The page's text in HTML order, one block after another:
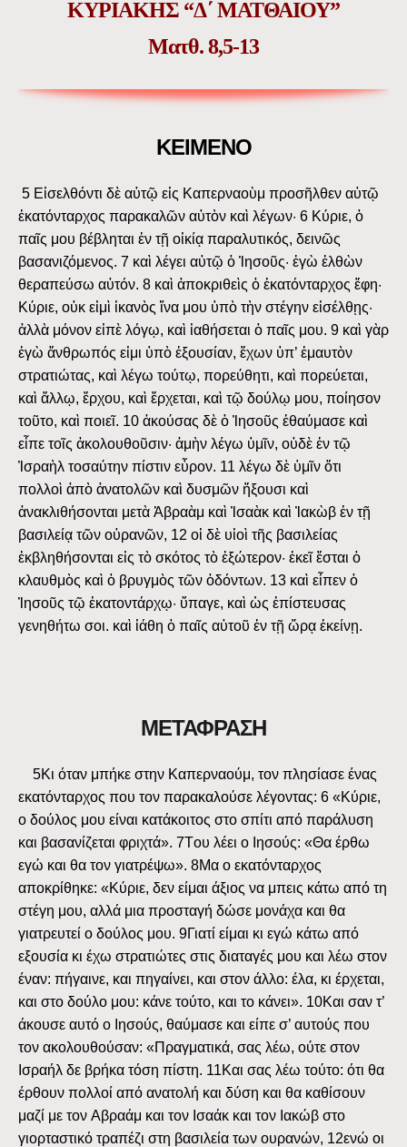
ΚΥΡΙΑΚΗΣ “Δ΄ ΜΑΤΘΑΙΟΥ”
Ματθ. 8,5-13
ΚΕΙΜΕΝΟ
5 Εἰσελθόντι δὲ αὐτῷ εἰς Καπερναοὺμ προσῆλθεν αὐτῷ
ἑκατόνταρχος παρακαλῶν αὐτὸν καὶ λέγων· 6 Κύριε, ὁ
παῖς μου βέβληται ἐν τῇ οἰκίᾳ παραλυτικός, δεινῶς
βασανιζόμενος. 7 καὶ λέγει αὐτῷ ὁ Ἰησοῦς· ἐγὼ ἐλθὼν
θεραπεύσω αὐτόν. 8 καὶ ἀποκριθεὶς ὁ ἑκατόνταρχος ἔφη·
Κύριε, οὐκ εἰμὶ ἱκανὸς ἵνα μου ὑπὸ τὴν στέγην εἰσέλθῃς·
ἀλλὰ μόνον εἰπὲ λόγῳ, καὶ ἰαθήσεται ὁ παῖς μου. 9 καὶ γὰρ
ἐγὼ ἄνθρωπός εἰμι ὑπὸ ἐξουσίαν, ἔχων ὑπ’ ἐμαυτὸν
στρατιώτας, καὶ λέγω τούτῳ, πορεύθητι, καὶ πορεύεται,
καὶ ἄλλῳ, ἔρχου, καὶ ἔρχεται, καὶ τῷ δούλῳ μου, ποίησον
τοῦτο, καὶ ποιεῖ. 10 ἀκούσας δὲ ὁ Ἰησοῦς ἐθαύμασε καὶ
εἶπε τοῖς ἀκολουθοῦσιν· ἀμὴν λέγω ὑμῖν, οὐδὲ ἐν τῷ
Ἰσραὴλ τοσαύτην πίστιν εὗρον. 11 λέγω δὲ ὑμῖν ὅτι
πολλοὶ ἀπὸ ἀνατολῶν καὶ δυσμῶν ἥξουσι καὶ
ἀνακλιθήσονται μετὰ Ἀβραὰμ καὶ Ἰσαὰκ καὶ Ἰακὼβ ἐν τῇ
βασιλείᾳ τῶν οὐρανῶν, 12 οἱ δὲ υἱοὶ τῆς βασιλείας
ἐκβληθήσονται εἰς τὸ σκότος τὸ ἐξώτερον· ἐκεῖ ἔσται ὁ
κλαυθμὸς καὶ ὁ βρυγμὸς τῶν ὀδόντων. 13 καὶ εἶπεν ὁ
Ἰησοῦς τῷ ἑκατοντάρχῳ· ὕπαγε, καὶ ὡς ἐπίστευσας
γενηθήτω σοι. καὶ ἰάθη ὁ παῖς αὐτοῦ ἐν τῇ ὥρᾳ ἐκείνῃ.
ΜΕΤΑΦΡΑΣΗ
5Kι όταν μπήκε στην Kαπερναούμ, τον πλησίασε ένας
εκατόνταρχος που τον παρακαλούσε λέγοντας: 6 «Kύριε,
ο δούλος μου είναι κατάκοιτος στο σπίτι από παράλυση
και βασανίζεται φριχτά». 7Tου λέει ο Iησούς: «Θα έρθω
εγώ και θα τον γιατρέψω». 8Mα ο εκατόνταρχος
αποκρίθηκε: «Kύριε, δεν είμαι άξιος να μπεις κάτω από τη
στέγη μου, αλλά μια προσταγή δώσε μονάχα και θα
γιατρευτεί ο δούλος μου. 9Γιατί είμαι κι εγώ κάτω από
εξουσία κι έχω στρατιώτες στις διαταγές μου και λέω στον
έναν: πήγαινε, και πηγαίνει, και στον άλλο: έλα, κι έρχεται,
και στο δούλο μου: κάνε τούτο, και το κάνει». 10Kαι σαν τ’
άκουσε αυτό ο Iησούς, θαύμασε και είπε σ’ αυτούς που
τον ακολουθούσαν: «Πραγματικά, σας λέω, ούτε στον
Iσραήλ δε βρήκα τόση πίστη. 11Kαι σας λέω τούτο: ότι θα
έρθουν πολλοί από ανατολή και δύση και θα καθίσουν
μαζί με τον Aβραάμ και τον Iσαάκ και τον Iακώβ στο
γιορταστικό τραπέζι στη βασιλεία των ουρανών, 12ενώ οι